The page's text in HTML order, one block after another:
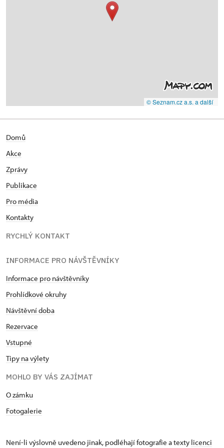
© Seznam.cz a.s. a další
Domů
Akce
Zprávy
Publikace
Pro média
Kontakty
RYCHLÝ KONTAKT
INFORMACE PRO NÁVŠTĚVNÍKY
Informace pro návštěvníky
Prohlídkové okruhy
Návštěvní doba
Rezervace
Vstupné
Tipy na výlety
MOHLO BY VÁS ZAJÍMAT
O zámku
Fotogalerie
Není-li výslovně uvedeno jinak, podléhají fotografie a texty licenci